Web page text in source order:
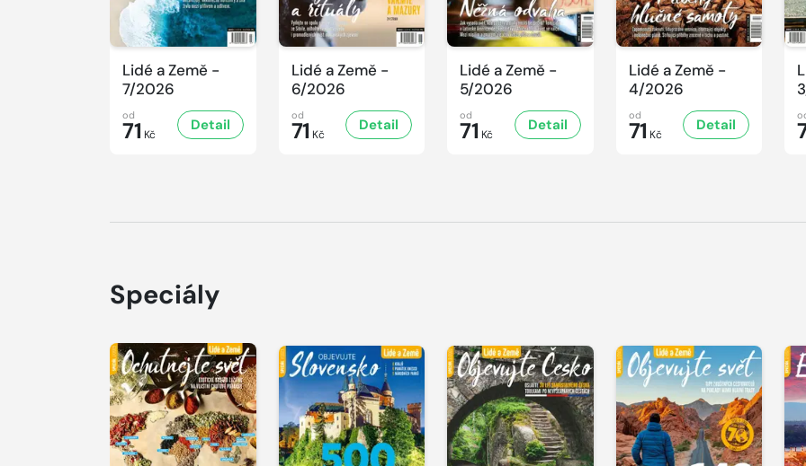
Lidé a Země -
7/2026
od
71 Kč
Detail
Lidé a Země -
6/2026
od
71 Kč
Detail
Lidé a Země -
5/2026
od
71 Kč
Detail
Lidé a Země -
4/2026
od
71 Kč
Detail
Speciály